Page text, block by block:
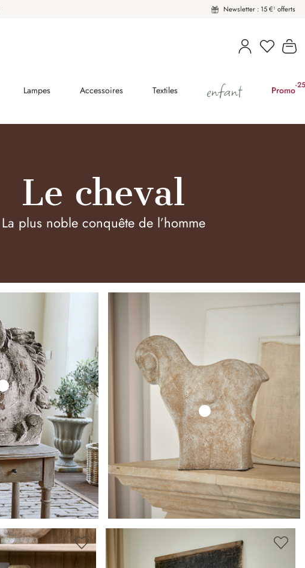
Newsletter : 15 €¹ offerts
Vous
Lampes Accessoires Textiles enfant Promo-
Le cheval
La plus noble conquête de l’homme